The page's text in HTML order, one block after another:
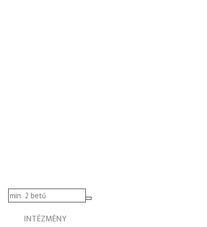
INTÉZMÉNY